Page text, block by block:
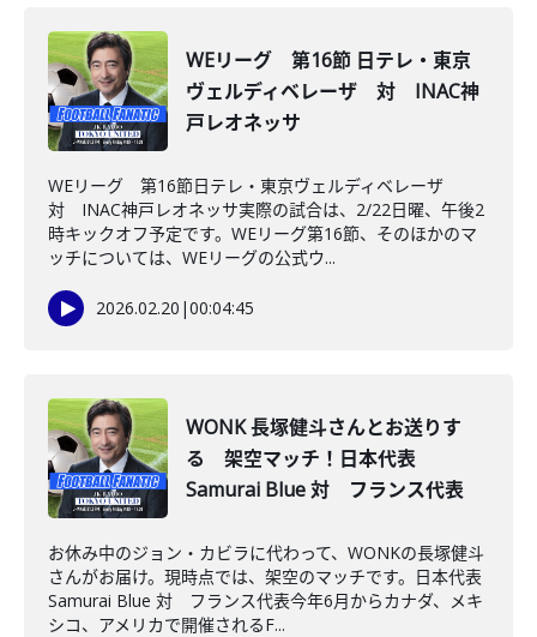
WEリーグ 第16節 日テレ・東京
ヴェルディベレーザ 対 INAC神
戸レオネッサ
WEリーグ 第16節日テレ・東京ヴェルディベレーザ
対 INAC神戸レオネッサ実際の試合は、2/22日曜、午後2
時キックオフ予定です。WEリーグ第16節、そのほかのマ
ッチについては、WEリーグの公式ウ...
2026.02.20 |00:04:45
WONK 長塚健斗さんとお送りす
る 架空マッチ！日本代表
Samurai Blue 対 フランス代表
お休み中のジョン・カビラに代わって、WONKの長塚健斗
さんがお届け。現時点では、架空のマッチです。日本代表
Samurai Blue 対 フランス代表今年6月からカナダ、メキ
シコ、アメリカで開催されるF...